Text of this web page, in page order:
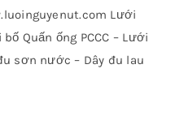
Lưới
bố Quấn ống PCCC – Lưới
sơn nước – Dây đu lau